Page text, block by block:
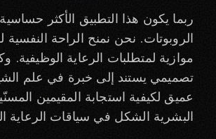
ربما يكون هذا التطبيق الأكثر
الروبوتات. نحن نمنح الراحة النفسية
موازية لمتطلبات الرعاية الوظيفية.
تصميمي يستند إلى خبرة في علم
عميق لكيفية استجابة المقيمين
البشرية الشكل في سياقات الرعاية